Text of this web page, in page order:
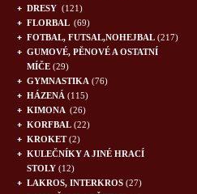
DRESY (121)
FLORBAL (69)
FOTBAL, FUTSAL,NOHEJBAL (217)
GUMOVÉ, PĚNOVÉ A OSTATNÍ
MÍČE (29)
GYMNASTIKA (76)
HÁZENÁ (115)
KIMONA (26)
KORFBAL (22)
KROKET(2)
KULEČNÍKY A JINÉ HRACÍ
STOLY (12)
LAKROS, INTERKROS (27)